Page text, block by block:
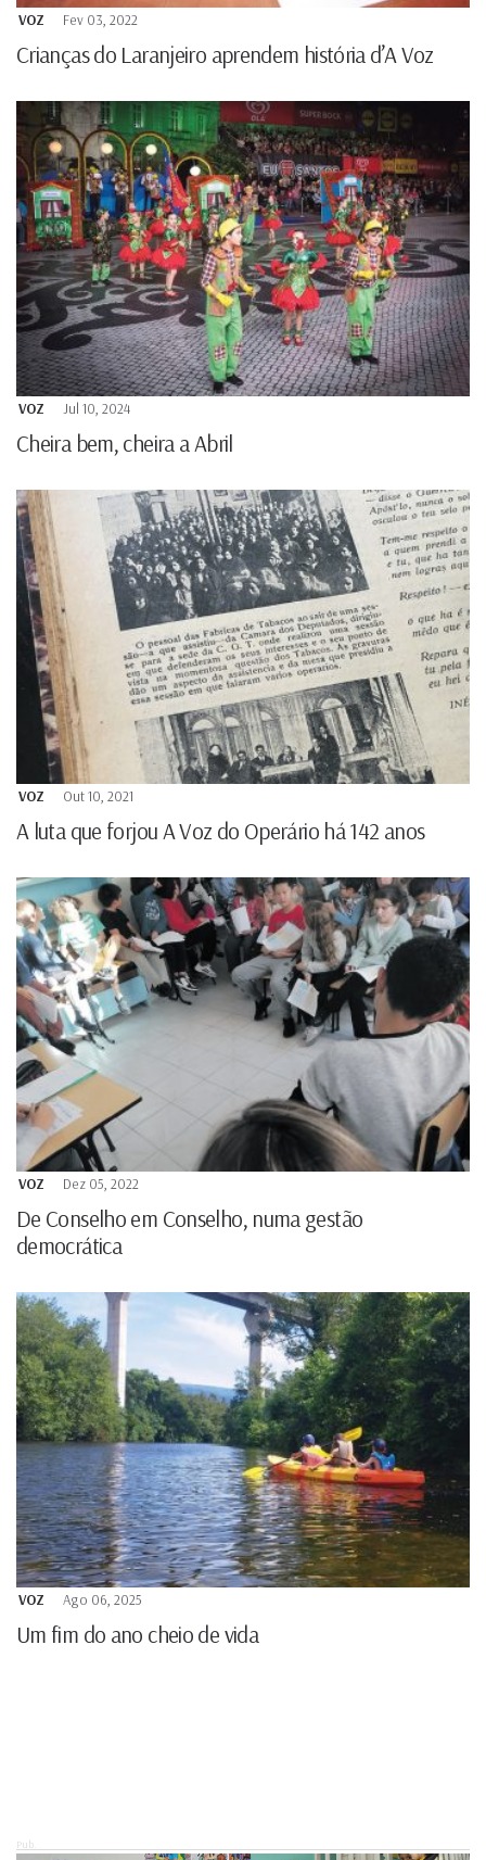
VOZ Fev 03, 2022
Crianças do Laranjeiro aprendem história d’A Voz
VOZ Jul 10, 2024
Cheira bem, cheira a Abril
VOZ Out 10, 2021
A luta que forjou A Voz do Operário há 142 anos
VOZ Dez 05, 2022
De Conselho em Conselho, numa gestão
democrática
VOZ Ago 06, 2025
Um fim do ano cheio de vida
Pub.